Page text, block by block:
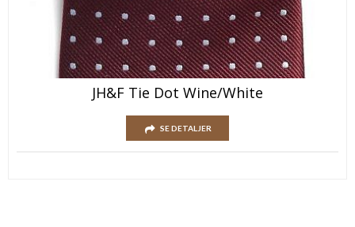
JH&F Tie Dot Wine/White
SE DETALJER